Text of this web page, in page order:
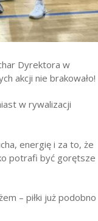
Dyrektora w
akcji nie brakowało!
w rywalizacji
energię i za to, że
potrafi być gorętsze
– piłki już podobno